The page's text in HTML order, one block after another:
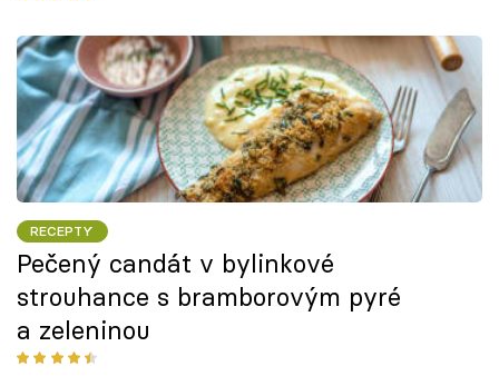
RECEPTY
Pečený candát v bylinkové
strouhance s bramborovým pyré
a zeleninou